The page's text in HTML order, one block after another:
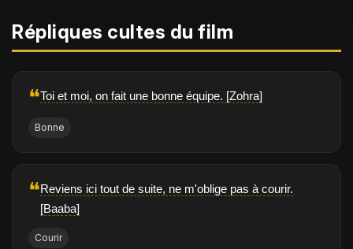
Répliques cultes du film
❝Toi et moi, on fait une bonne équipe. [Zohra]
Bonne
❝Reviens ici tout de suite, ne m'oblige pas à courir.
[Baaba]
Courir